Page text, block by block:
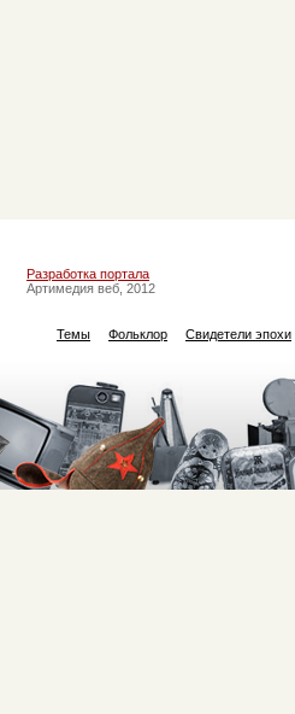
Разработка портала
Артимедия веб, 2012
Темы Фольклор Свидетели эпохи